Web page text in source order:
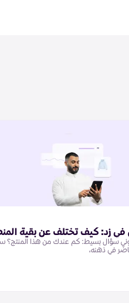
في زد: كيف تختلف عن بقية
سؤال بسيط: كم عندك من هذا المنتج؟
في ذهنه،